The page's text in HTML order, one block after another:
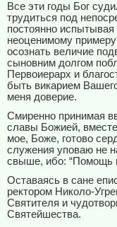
Все эти годы Бог
трудиться под
постоянно
неоценимому
осознать величие
сыновним долгом
Первоиерарх и
быть викарием
меня доверие.
Смиренно принимая
славы Божией,
мое, Боже, готово
служения уповаю не
свыше, ибо: “Помощь
Оставаясь в сане
ректором Николо-
Святителя и
Святейшества.